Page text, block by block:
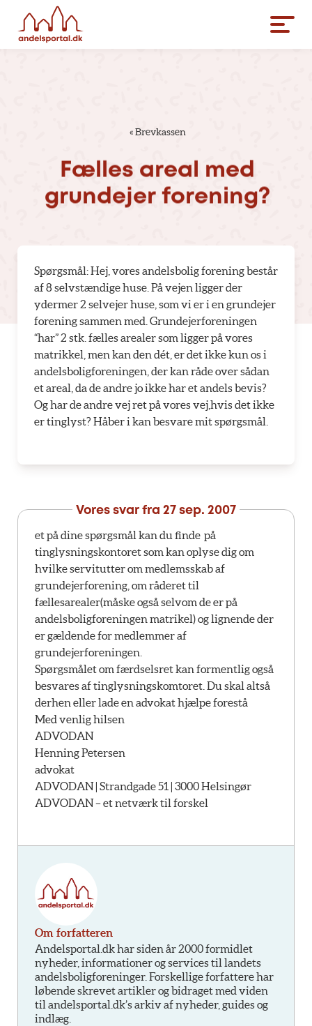
«Brevkassen
Fælles areal med
grundejer forening?
Spørgsmål: Hej, vores andelsbolig forening består
af 8 selvstændige huse. På vejen ligger der
ydermer 2 selvejer huse, som vi er i en grundejer
forening sammen med. Grundejerforeningen
“har” 2 stk. fælles arealer som ligger på vores
matrikkel, men kan den dét, er det ikke kun os i
andelsboligforeningen, der kan råde over sådan
et areal, da de andre jo ikke har et andels bevis?
Og har de andre vej ret på vores vej,hvis det ikke
er tinglyst? Håber i kan besvare mit spørgsmål.
Vores svar fra 27 sep. 2007
et på dine spørgsmål kan du finde på
tinglysningskontoret som kan oplyse dig om
hvilke servitutter om medlemsskab af
grundejerforening, om råderet til
fællesarealer(måske også selvom de er på
andelsboligforeningen matrikel) og lignende der
er gældende for medlemmer af
grundejerforeningen.
Spørgsmålet om færdselsret kan formentlig også
besvares af tinglysningskomtoret. Du skal altså
derhen eller lade en advokat hjælpe forestå
Med venlig hilsen
ADVODAN
Henning Petersen
advokat
ADVODAN | Strandgade 51 | 3000 Helsingør
ADVODAN – et netværk til forskel
Om forfatteren
Andelsportal.dk har siden år 2000 formidlet
nyheder, informationer og services til landets
andelsboligforeninger. Forskellige forfattere har
løbende skrevet artikler og bidraget med viden
til andelsportal.dk’s arkiv af nyheder, guides og
indlæg.